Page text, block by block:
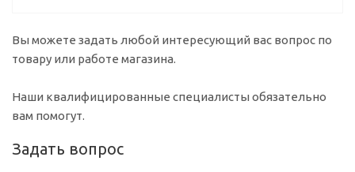
Вы можете задать любой интересующий вас вопрос по
товару или работе магазина.
Наши квалифицированные специалисты обязательно
вам помогут.
Задать вопрос